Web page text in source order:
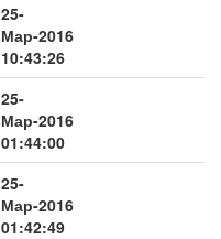
25-
Мар-2016
10:43:26
25-
Мар-2016
01:44:00
25-
Мар-2016
01:42:49